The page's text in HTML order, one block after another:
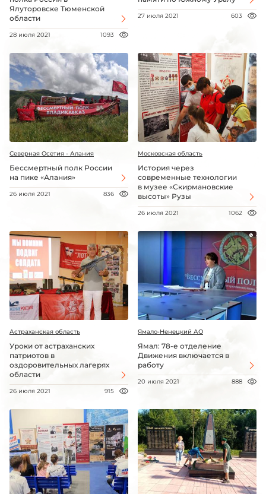
Ялуторовске Тюменской
области
28 июля 2021 1093
27 июля 2021 603
Северная Осетия - Алания
Бессмертный полк России
на пике «Алания»
26 июля 2021 836
Московская область
История через
современные технологии
в музее «Скирмановские
высоты» Рузы
26 июля 2021 1062
Астраханская область
Уроки от астраханских
патриотов в
оздоровительных лагерях
области
26 июля 2021 915
Ямало-Ненецкий АО
Ямал: 78-е отделение
Движения включается в
работу
20 июля 2021 888